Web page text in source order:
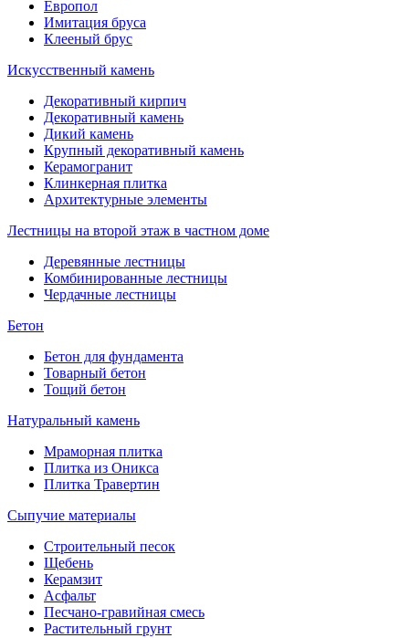
Европол
Имитация бруса
Клееный брус
Искусственный камень
Декоративный кирпич
Декоративный камень
Дикий камень
Крупный декоративный камень
Керамогранит
Клинкерная плитка
Архитектурные элементы
Лестницы на второй этаж в частном доме
Деревянные лестницы
Комбинированные лестницы
Чердачные лестницы
Бетон
Бетон для фундамента
Товарный бетон
Тощий бетон
Натуральный камень
Мраморная плитка
Плитка из Оникса
Плитка Травертин
Сыпучие материалы
Строительный песок
Щебень
Керамзит
Асфальт
Песчано-гравийная смесь
Растительный грунт